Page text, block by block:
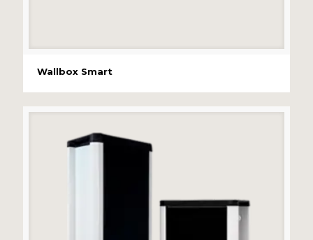
Wallbox Smart